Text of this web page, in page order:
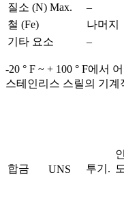
질소 (N) Max.
–
철 (Fe)
나머지
기타 요소
–
-20 ° F ~ + 100 ° F에서
스테인리스 스릴의 기계
합금 UNS 투기. 도